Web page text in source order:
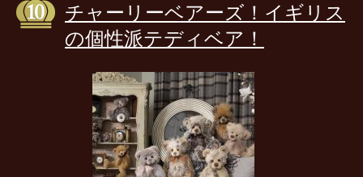
チャーリーベアーズ！イギリス
の個性派テディベア！